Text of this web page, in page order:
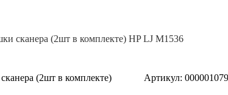
сканера (2шт в комплекте) HP LJ M1536
Артикул: 000001079